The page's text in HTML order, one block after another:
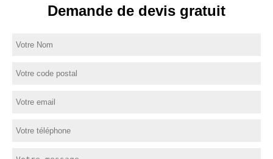
Demande de devis gratuit